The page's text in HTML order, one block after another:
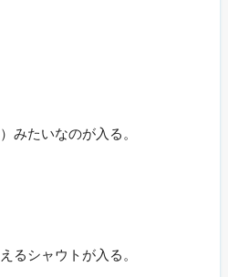
みたいなのが入る。
るシャウトが入る。